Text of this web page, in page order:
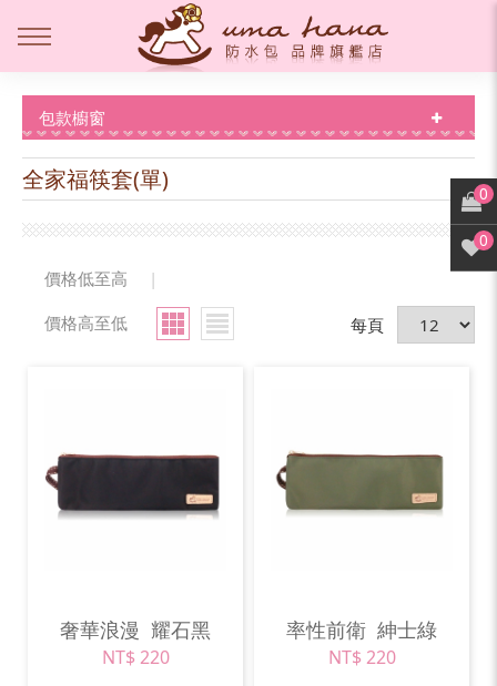
包款櫥窗
全家福筷套(單)
價格低至高
|
價格高至低
每頁
奢華浪漫 耀石黑
NT$ 220
率性前衛 紳士綠
NT$ 220
0
0